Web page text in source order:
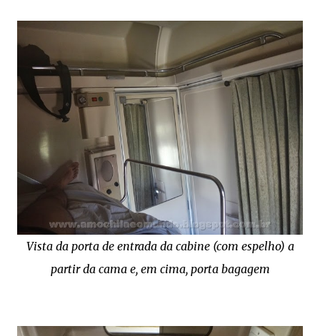
Vista da porta de entrada da cabine (com espelho) a
partir da cama e, em cima, porta bagagem